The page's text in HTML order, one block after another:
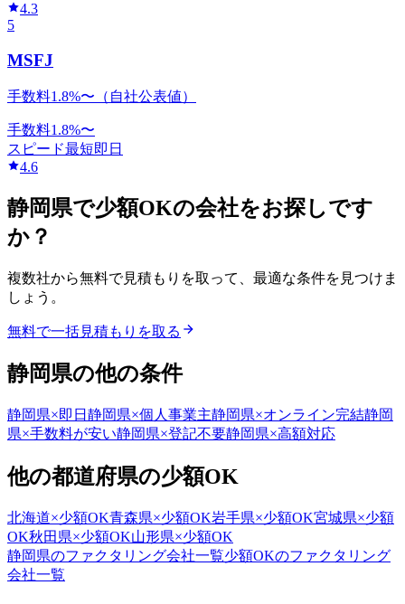
4.3
5
MSFJ
手数料1.8%〜（自社公表値）
手数料1.8%〜
スピード最短即日
4.6
静岡県で少額OKの会社をお探しです
か？
複数社から無料で見積もりを取って、最適な条件を見つけま
しょう。
無料で一括見積もりを取る
静岡県の他の条件
静岡県×即日 静岡県×個人事業主静岡県×オンライン完結静岡
県×手数料が安い静岡県×登記不要静岡県×高額対応
他の都道府県の少額OK
北海道×少額OK青森県×少額OK岩手県×少額OK宮城県×少額
OK秋田県×少額OK山形県×少額OK
静岡県のファクタリング会社一覧少額OKのファクタリング
会社一覧